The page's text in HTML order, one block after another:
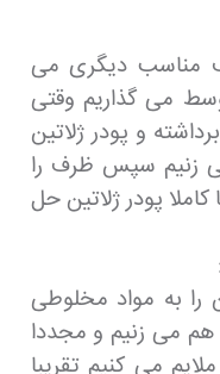
مناسب دیگری می
می گذاریم وقتی
و پودر ژلاتین
زنیم سپس ظرف را
پودر ژلاتین حل
را به مواد مخلوطی
می زنیم و مجددا
می کنیم تقریبا